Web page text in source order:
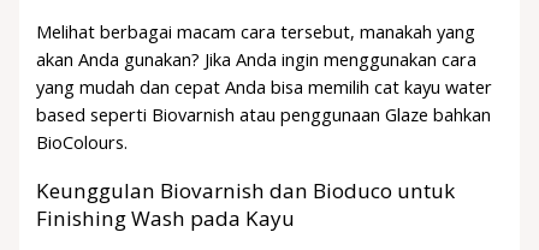
Melihat berbagai macam cara tersebut, manakah yang
akan Anda gunakan? Jika Anda ingin menggunakan cara
yang mudah dan cepat Anda bisa memilih cat kayu water
based seperti Biovarnish atau penggunaan Glaze bahkan
BioColours.
Keunggulan Biovarnish dan Bioduco untuk
Finishing Wash pada Kayu